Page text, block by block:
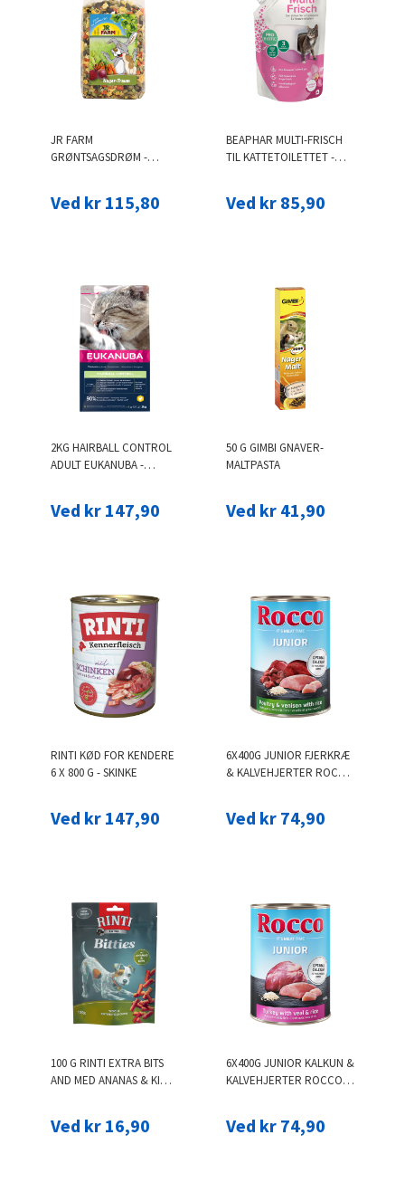
JR FARM
GRØNTSAGSDRØM -
Ved kr 115,80
BEAPHAR MULTI-FRISCH
TIL KATTETOILETTET -
Ved kr 85,90
2KG HAIRBALL CONTROL
ADULT EUKANUBA -
Ved kr 147,90
50 G GIMBI GNAVER-
MALTPASTA
Ved kr 41,90
RINTI KØD FOR KENDERE
6 X 800 G - SKINKE
Ved kr 147,90
6X400G JUNIOR FJERKRÆ
& KALVEHJERTER ROCCO
Ved kr 74,90
100 G RINTI EXTRA BITS
AND MED ANANAS & KIWI
Ved kr 16,90
6X400G JUNIOR KALKUN &
KALVEHJERTER ROCCO
Ved kr 74,90